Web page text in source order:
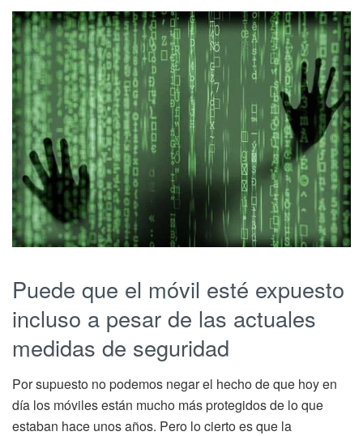
Puede que el móvil esté expuesto
incluso a pesar de las actuales
medidas de seguridad
Por supuesto no podemos negar el hecho de que hoy en
día los móviles están mucho más protegidos de lo que
estaban hace unos años. Pero lo cierto es que la